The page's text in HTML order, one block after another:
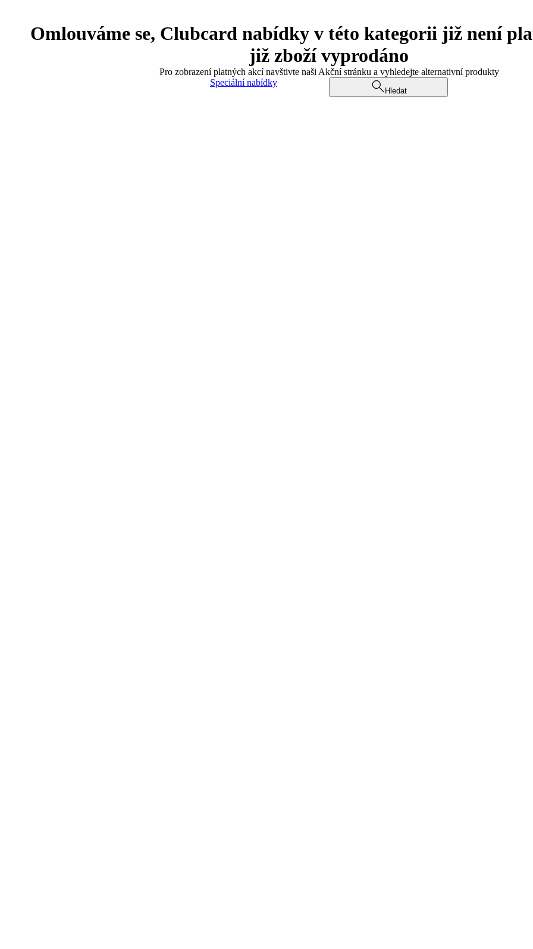
Omlouváme se, Clubcard nabídky v této kategorii již není
již zboží vyprodáno
Pro zobrazení platných akcí navštivte naši Akční stránku a vyhledejte alternativní produkty
Speciální nabídky
Hledat